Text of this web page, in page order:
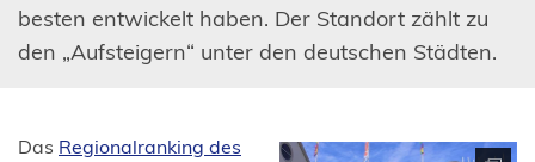
besten entwickelt haben. Der Standort zählt zu
den „Aufsteigern“ unter den deutschen Städten.
Das Regionalranking des